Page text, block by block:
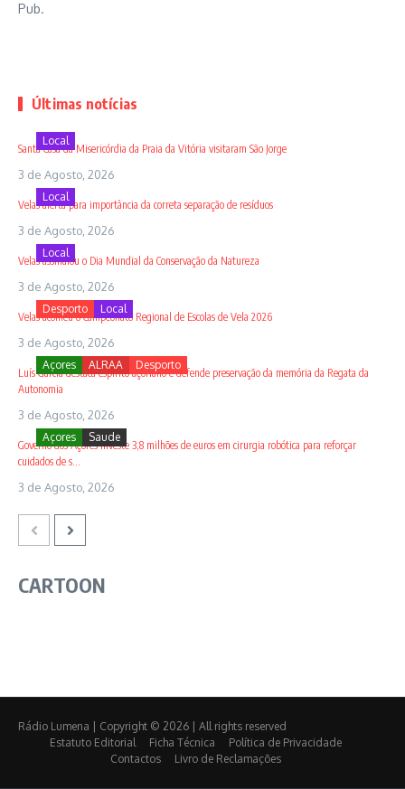
Pub.
Últimas notícias
Local
Santa Casa da Misericórdia da Praia da Vitória visitaram São Jorge
3 de Agosto, 2026
Local
Velas alerta para importância da correta separação de resíduos
3 de Agosto, 2026
Local
Velas assinalou o Dia Mundial da Conservação da Natureza
3 de Agosto, 2026
Desporto Local
Velas acolheu o Campeonato Regional de Escolas de Vela 2026
3 de Agosto, 2026
Açores ALRAA Desporto
Luís Garcia destaca espírito açoriano e defende preservação da memória da Regata da
Autonomia
3 de Agosto, 2026
Açores Saude
Governo dos Açores investe 3,8 milhões de euros em cirurgia robótica para reforçar
cuidados de s...
3 de Agosto, 2026
CARTOON
Rádio Lumena | Copyright © 2026 | All rights reserved
Estatuto Editorial
Ficha Técnica
Política de Privacidade
Contactos
Livro de Reclamações